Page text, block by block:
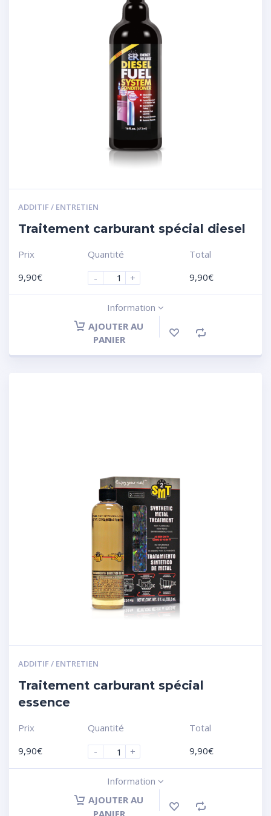
ADDITIF / ENTRETIEN
Traitement carburant spécial diesel
Prix
9,90€
Quantité
-
+
Total
9,90€
Information
AJOUTER AU
PANIER
ADDITIF / ENTRETIEN
Traitement carburant spécial
essence
Prix
9,90€
Quantité
-
+
Total
9,90€
Information
AJOUTER AU
PANIER